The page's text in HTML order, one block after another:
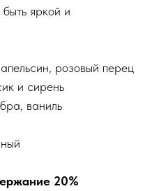
быть яркой и
розовый перец
и сирень
ваниль
20%